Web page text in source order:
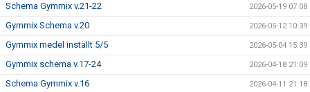
Schema Gymmix v.21-22 2026-05-19 07:08
Gymmix Schema v.20 2026-05-12 10:39
Gymmix medel inställt 5/5 2026-05-04 15:39
Gymmix schema v.17-24 2026-04-18 21:09
Schema Gymmix v.16 2026-04-11 21:18